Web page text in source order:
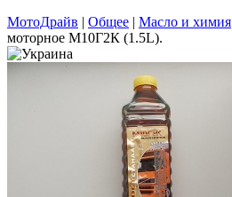
МотоДрайв | Общее | Масло и химия
моторное М10Г2К (1.5L).